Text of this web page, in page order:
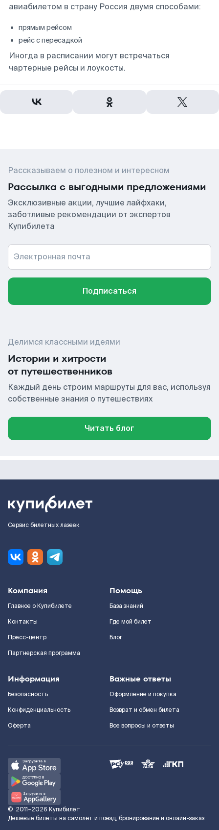
авиабилетом в страну Россия двумя способами:
прямым рейсом
рейс с пересадкой
Иногда в расписании могут встречаться
чартерные рейсы и лоукосты.
Рассказываем о полезном и интересном
Рассылка с выгодными предложениями
Эксклюзивные акции, лучшие лайфхаки,
заботливые рекомендации от экспертов
Купибилета
Электронная почта
Подписаться
Делимся классными идеями
Истории и хитрости
от путешественников
Каждый день строим маршруты для вас, используя
собственные знания о путешествиях
Читать блог
Сервис билетных лазеек
Компания
Главное о Купибилете
Контакты
Пресс-центр
Партнерская программа
Помощь
База знаний
Где мой билет
Блог
Информация
Безопасность
Конфиденциальность
Оферта
Важные ответы
Оформление и покупка
Возврат и обмен билета
Все вопросы и ответы
© 2011–2026 Купибилет
Дешёвые билеты на самолёт и поезд, бронирование и онлайн-заказ